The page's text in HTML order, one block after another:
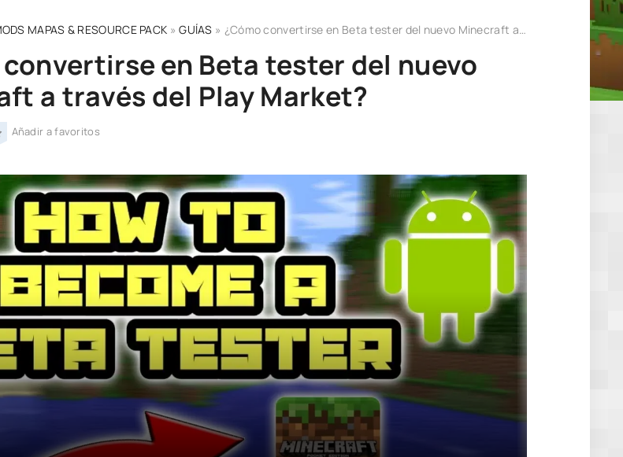
MAPAS & RESOURCE PACK »GUÍAS » ¿Cómo convertirse en Beta tester del nuevo Minecraft a través del Play Market?
en Beta tester del nuevo
a través del Play Market?
Añadir a favoritos